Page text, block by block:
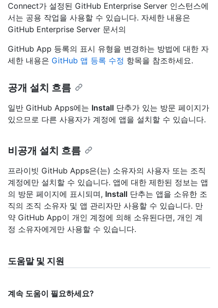
Connect가 설정된 GitHub Enterprise Server 인스턴스에
서는 공용 작업을 사용할 수 있습니다. 자세한 내용은
GitHub Enterprise Server 문서의
GitHub App 등록의 표시 유형을 변경하는 방법에 대한 자
세한 내용은 GitHub 앱 등록 수정 항목을 참조하세요.
공개 설치 흐름
일반 GitHub Apps에는 Install 단추가 있는 방문 페이지가
있으므로 다른 사용자가 계정에 앱을 설치할 수 있습니다.
비공개 설치 흐름
프라이빗 GitHub Apps은(는) 소유자의 사용자 또는 조직
계정에만 설치할 수 있습니다. 앱에 대한 제한된 정보는 앱
의 방문 페이지에 표시되며, Install 단추는 앱을 소유한 조
직의 조직 소유자 및 앱 관리자만 사용할 수 있습니다. 만
약 GitHub App이 개인 계정에 의해 소유된다면, 개인 계
정 소유자에게만 사용할 수 있습니다.
도움말 및 지원
계속 도움이 필요하세요?